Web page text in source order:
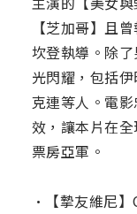
【芝加哥】且
坎登執導。除
光閃耀，包括
克連等人。電
效，讓本片在
票房亞軍。
•【摯友維尼